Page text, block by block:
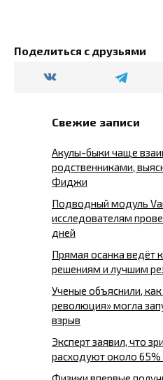
Поделиться с друзьями
Свежие записи
Акулы-быки чаще
родственниками,
Фиджи
Подводный модуль
исследователям
дней
Прямая осанка ведёт
решениям и лучшим
Ученые объяснили,
революция» могла
взрыв
Эксперт заявил, что
расходуют около 65%